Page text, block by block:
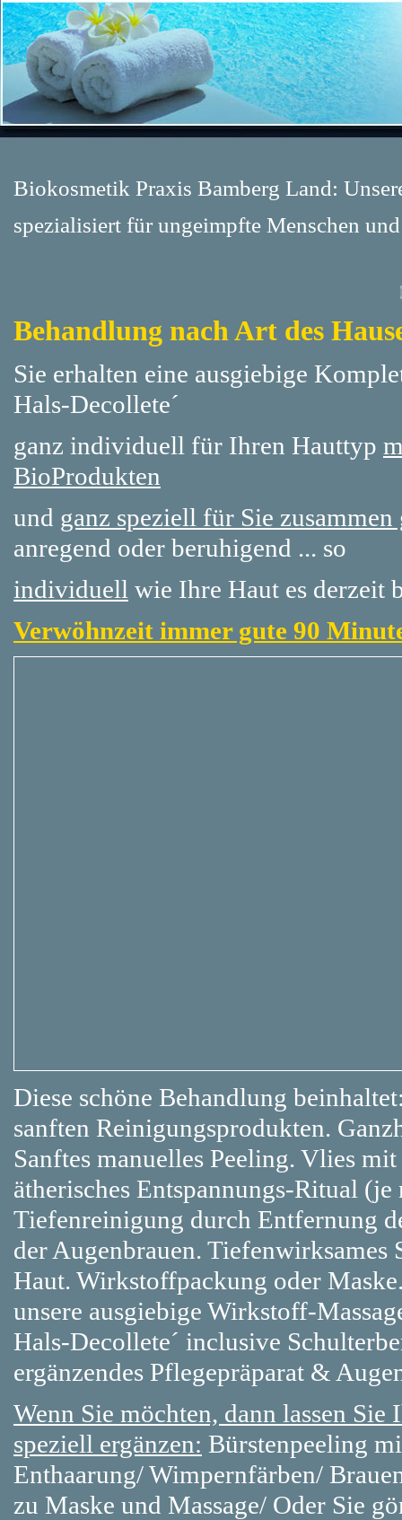
Biokosmetik Praxis Bamberg Land:
spezialisiert für ungeimpfte Menschen
Behandlung nach Art des
Sie erhalten eine ausgiebige
Hals-Decollete´
ganz individuell für Ihren Hauttyp
BioProdukten
und ganz speziell für Sie zusammen
anregend oder beruhigend ... so
individuell wie Ihre Haut es derzeit
Verwöhnzeit immer gute 90
Diese schöne Behandlung
sanften Reinigungsprodukten.
Sanftes manuelles Peeling. Vlies
ätherisches Entspannungs-Ritual
Tiefenreinigung durch Entfernung
der Augenbrauen.
Haut. Wirkstoffpackung oder
unsere ausgiebige Wirkstoff-
Hals-Decollete´ inclusive
ergänzendes Pflegepräparat &
Wenn Sie möchten, dann lassen
speziell ergänzen: Bürstenpeeling
Enthaarung/ Wimpernfärben/
zu Maske und Massage/ Oder Sie